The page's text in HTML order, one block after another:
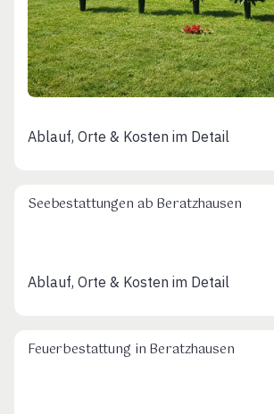
Ablauf, Orte & Kosten im Detail
Seebestattungen ab Beratzhausen
Ablauf, Orte & Kosten im Detail
Feuerbestattung in Beratzhausen